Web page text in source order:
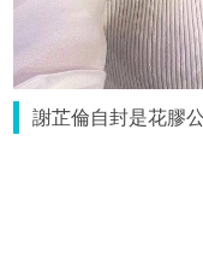
謝芷倫自封是花膠